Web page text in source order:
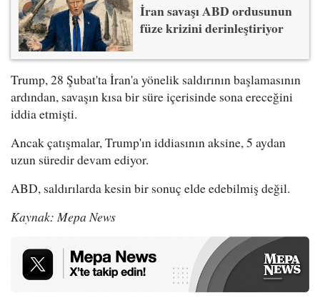
İran savaşı ABD ordusunun
füze krizini derinleştiriyor
Trump, 28 Şubat'ta İran'a yönelik saldırının başlamasının
ardından, savaşın kısa bir süre içerisinde sona ereceğini
iddia etmişti.
Ancak çatışmalar, Trump'ın iddiasının aksine, 5 aydan
uzun süredir devam ediyor.
ABD, saldırılarda kesin bir sonuç elde edebilmiş değil.
Kaynak: Mepa News